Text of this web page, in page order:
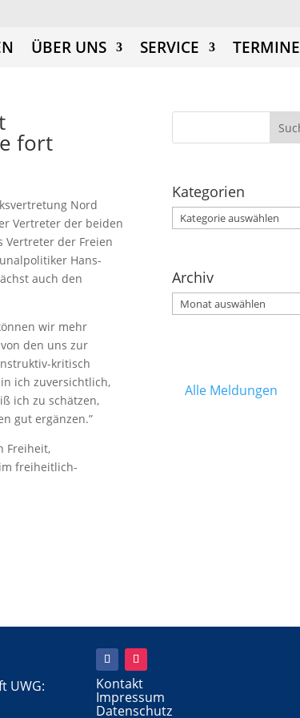
ÜBER UNS SERVICE TERMINE
fort
Nord
Vertreter der beiden
Vertreter der Freien
Hans-
auch den
wir mehr
den uns zur
kritisch
ich zuversichtlich,
ich zu schätzen,
gut ergänzen.”
Freiheit,
freiheitlich-
Kategorien
Kategorien
Archiv
Archiv
Alle Meldungen
UWG:
Kontakt
Impressum
Datenschutz